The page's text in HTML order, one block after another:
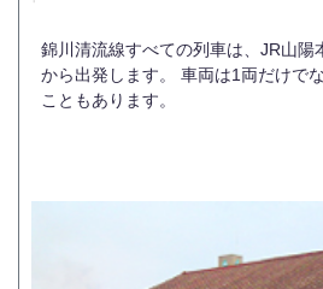
錦川清流線すべての列車は、JR山陽
から出発します。 車両は1両だけで
こともあります。